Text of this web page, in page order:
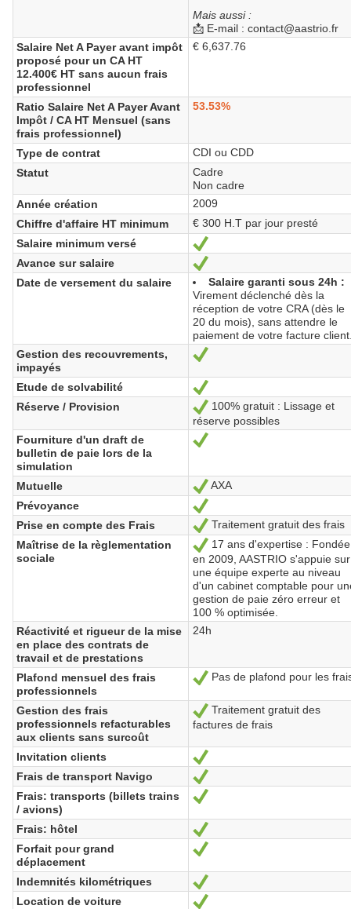
Mais aussi :
📩 E-mail : contact@aastrio.fr
Salaire Net A Payer avant impôt
proposé pour un CA HT
12.400€ HT sans aucun frais
professionnel
€ 6,637.76
Ratio Salaire Net A Payer Avant
Impôt / CA HT Mensuel (sans
frais professionnel)
53.53%
Type de contrat
CDI ou CDD
Statut
Cadre
Non cadre
Année création
2009
Chiffre d'affaire HT minimum
€ 300 H.T par jour presté
Salaire minimum versé
Sí
Avance sur salaire
Date de versement du salaire
Salaire garanti sous 24h :
Virement déclenché dès la
réception de votre CRA (dès le
20 du mois), sans attendre le
paiement de votre facture
Gestion des recouvrements,
impayés
Etude de solvabilité
Sí
Réserve / Provision
Sí
100% gratuit : Lissage et
réserve possibles
Fourniture d'un draft de
bulletin de paie lors de la
simulation
Sí
Mutuelle Sí
AXA
Prévoyance
Sí
Prise en compte des Frais
Sí
Traitement gratuit des frais
Maîtrise de la règlementation
sociale
Sí
17 ans d'expertise : Fondée
en 2009, AASTRIO s'appuie sur
une équipe experte au niveau
d'un cabinet comptable pour
gestion de paie zéro erreur et
100 % optimisée.
Réactivité et rigueur de la mise
en place des contrats de
travail et de prestations
24h
Plafond mensuel des frais
professionnels
Sí
Pas de plafond pour les
Gestion des frais
professionnels refacturables
aux clients sans surcoût
Sí
Traitement gratuit des
factures de frais
Invitation clients
Sí
Frais de transport Navigo
Frais: transports (billets trains
/ avions)
Sí
Frais: hôtel
Forfait pour grand
déplacement
Sí
Indemnités kilométriques
Location de voiture
Sí